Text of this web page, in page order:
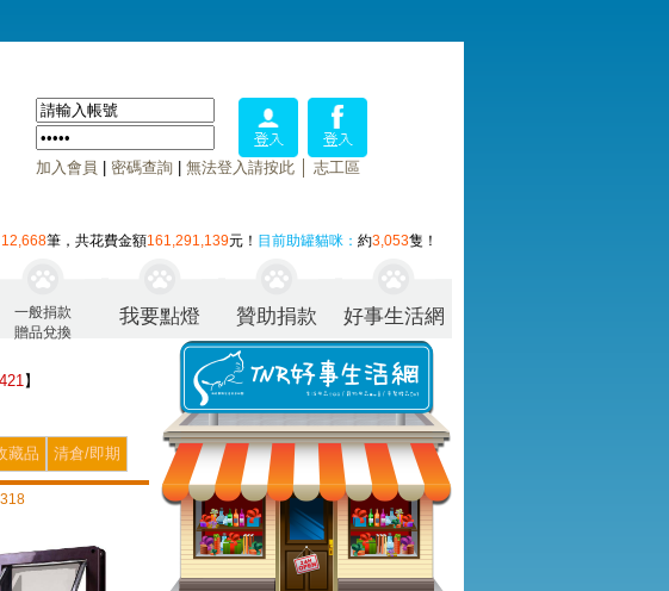
加入會員 密碼查詢| 無法登入請按此│ 志工區
12,668筆，共花費金額161,291,139元！ 目前助罐貓咪： 約3,053隻！
一般捐款
贈品兌換
我要點燈 贊助捐款 好事生活網
】
藏品 清倉/即期